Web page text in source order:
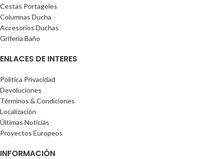
Cestas Portageles
Columnas Ducha
Accesorios Duchas
Grifería Baño
ENLACES DE INTERES
Política Privacidad
Devoluciones
Términos & Condiciones
Localización
Últimas Noticias
Proyectos Europeos
INFORMACIÓN